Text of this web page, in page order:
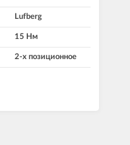
Lufberg
15 Нм
2-х позиционное